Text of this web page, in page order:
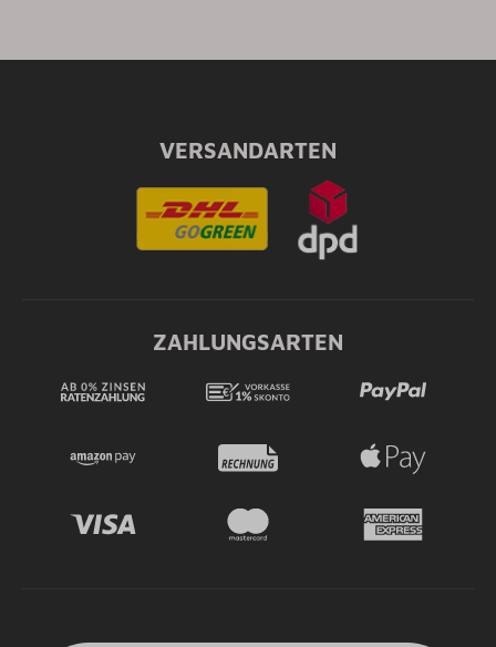
VERSANDARTEN
ZAHLUNGSARTEN